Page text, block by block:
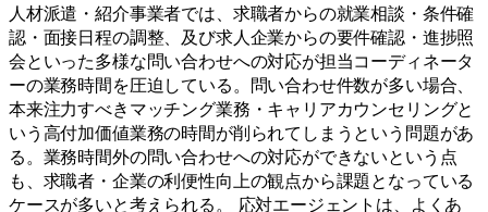
人材派遣・紹介事業者では、求職者からの就業相談・条件確
認・面接日程の調整、及び求人企業からの要件確認・進捗照
会といった多様な問い合わせへの対応が担当コーディネータ
ーの業務時間を圧迫している。問い合わせ件数が多い場合、
本来注力すべきマッチング業務・キャリアカウンセリングと
いう高付加価値業務の時間が削られてしまうという問題があ
る。業務時間外の問い合わせへの対応ができないという点
も、求職者・企業の利便性向上の観点から課題となっている
ケースが多いと考えられる。 応対エージェントは、よくあ